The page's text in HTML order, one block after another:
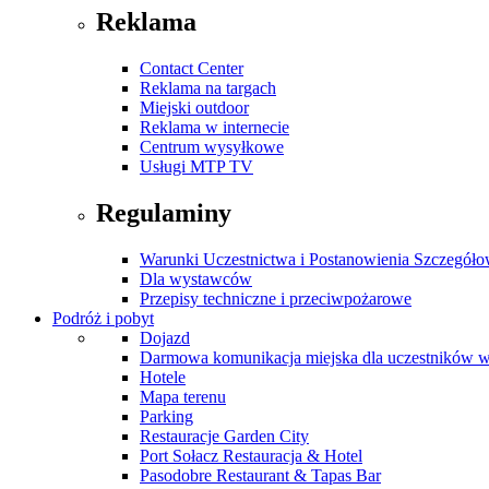
Reklama
Contact Center
Reklama na targach
Miejski outdoor
Reklama w internecie
Centrum wysyłkowe
Usługi MTP TV
Regulaminy
Warunki Uczestnictwa i Postanowienia
Dla wystawców
Przepisy techniczne i przeciwpożarowe
Podróż i pobyt
Dojazd
Darmowa komunikacja miejska dla uczestników
Hotele
Mapa terenu
Parking
Restauracje Garden City
Port Sołacz Restauracja & Hotel
Pasodobre Restaurant & Tapas Bar